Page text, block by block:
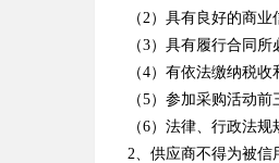
（2）具有良好的商业
（3）具有履行合同所
（4）有依法缴纳税收
（5）参加采购活动前
（6）法律、行政法规
2、供应商不得为被信